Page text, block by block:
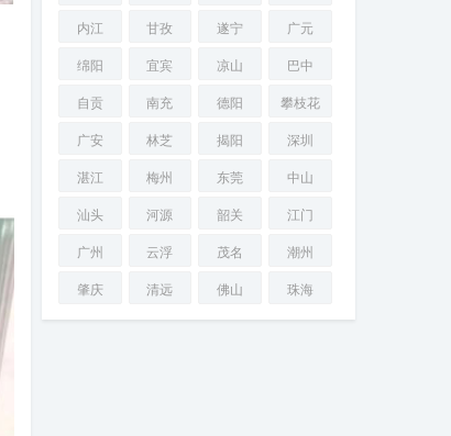
内江
甘孜 遂宁
广元
绵阳
宜宾 凉山
巴中
自贡
南充 德阳
攀枝花
广安
林芝 揭阳
深圳
湛江
梅州 东莞
中山
汕头
河源 韶关
江门
广州
云浮 茂名
潮州
肇庆
清远 佛山 珠海